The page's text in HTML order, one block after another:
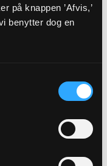
på knappen ’Afvis,’
benytter dog en